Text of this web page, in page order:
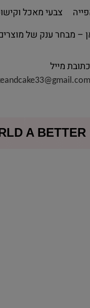
– מבחר ענק של
כתובת מייל
צבעי מאכל
A